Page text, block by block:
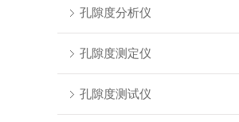
孔隙度分析仪
孔隙度测定仪
孔隙度测试仪